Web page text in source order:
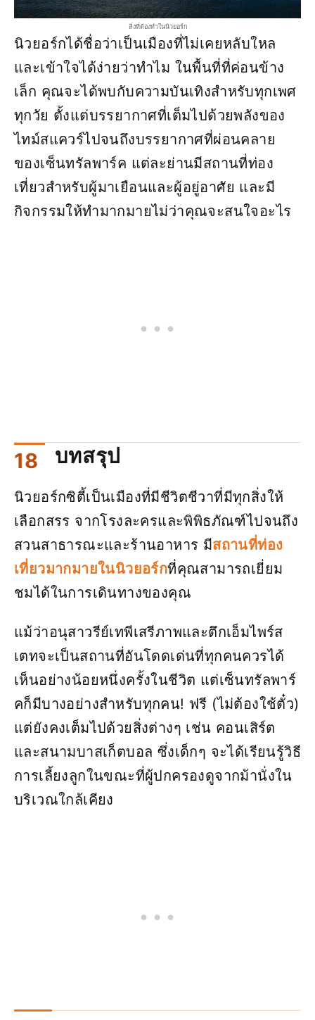
สิ่งที่ต้องทำในนิวยอร์ก
นิวยอร์กได้ชื่อว่าเป็นเมืองที่ไม่เคยหลับใหล
และเข้าใจได้ง่ายว่าทำไม ในพื้นที่ที่ค่อนข้าง
เล็ก คุณจะได้พบกับความบันเทิงสำหรับทุกเพศ
ทุกวัย ตั้งแต่บรรยากาศที่เต็มไปด้วยพลังของ
ไทม์สแควร์ไปจนถึงบรรยากาศที่ผ่อนคลาย
ของเซ็นทรัลพาร์ค แต่ละย่านมีสถานที่ท่อง
เที่ยวสำหรับผู้มาเยือนและผู้อยู่อาศัย และมี
กิจกรรมให้ทำมากมายไม่ว่าคุณจะสนใจอะไร
บทสรุป
นิวยอร์กซิตี้เป็นเมืองที่มีชีวิตชีวาที่มีทุกสิ่งให้
เลือกสรร จากโรงละครและพิพิธภัณฑ์ไปจนถึง
สวนสาธารณะและร้านอาหาร มีสถานที่ท่อง
เที่ยวมากมายในนิวยอร์กที่คุณสามารถเยี่ยม
ชมได้ในการเดินทางของคุณ
แม้ว่าอนุสาวรีย์เทพีเสรีภาพและตึกเอ็มไพร์ส
เตทจะเป็นสถานที่อันโดดเด่นที่ทุกคนควรได้
เห็นอย่างน้อยหนึ่งครั้งในชีวิต แต่เซ็นทรัลพาร์
คก็มีบางอย่างสำหรับทุกคน! ฟรี (ไม่ต้องใช้ตั๋ว)
แต่ยังคงเต็มไปด้วยสิ่งต่างๆ เช่น คอนเสิร์ต
และสนามบาสเก็ตบอล ซึ่งเด็กๆ จะได้เรียนรู้วิธี
การเลี้ยงลูกในขณะที่ผู้ปกครองดูจากม้านั่งใน
บริเวณใกล้เคียง